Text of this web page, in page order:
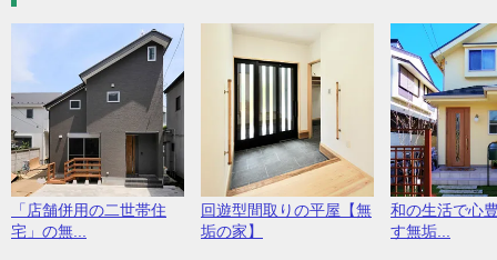
「店舗併用の二世帯住
宅」の無...
回遊型間取りの平屋【無
垢の家】
和の生活で心
す無垢...